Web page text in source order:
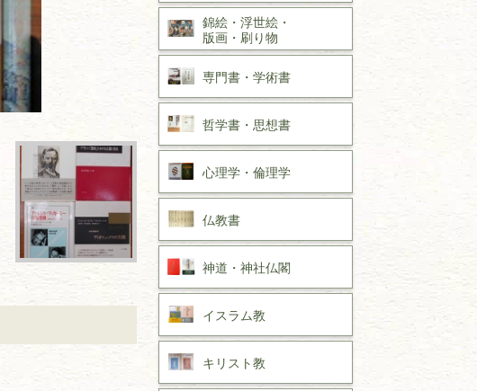
錦絵・浮世絵・
版画・刷り物
専門書・ 学術書
哲学書・思想書
心理学・倫理学
仏教書
神道・神社仏閣
イスラム教
キリスト教